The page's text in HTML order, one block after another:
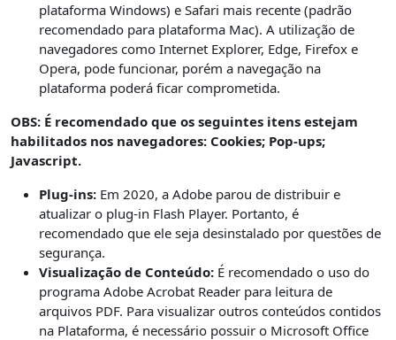
plataforma Windows) e Safari mais recente (padrão
recomendado para plataforma Mac). A utilização de
navegadores como Internet Explorer, Edge, Firefox e
Opera, pode funcionar, porém a navegação na
plataforma poderá ficar comprometida.
OBS: É recomendado que os seguintes itens estejam
habilitados nos navegadores: Cookies; Pop-ups;
Javascript.
Plug-ins: Em 2020, a Adobe parou de distribuir e
atualizar o plug-in Flash Player. Portanto, é
recomendado que ele seja desinstalado por questões de
segurança.
Visualização de Conteúdo: É recomendado o uso do
programa Adobe Acrobat Reader para leitura de
arquivos PDF. Para visualizar outros conteúdos contidos
na Plataforma, é necessário possuir o Microsoft Office